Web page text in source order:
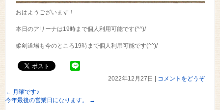
おはようございます！
本日のアリーナは19時まで個人利用可能です(^^)/
柔剣道場も今のところ19時まで個人利用可能です(^^)/
2022年12月27日
コメントをどうぞ
← 月曜です♪
今年最後の営業日になります。
→